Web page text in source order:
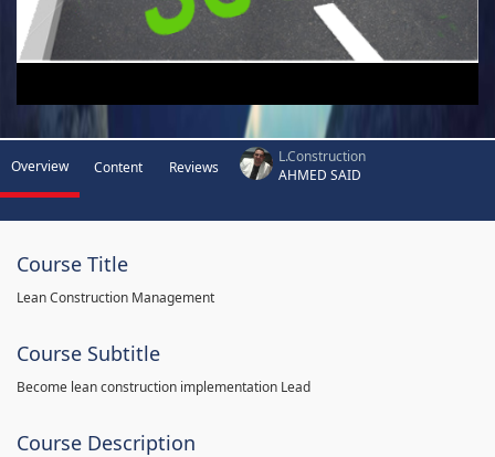
Overview Content Reviews
L.Construction
AHMED SAID
Course Title
Lean Construction Management
Course Subtitle
Become lean construction implementation Lead
Course Description